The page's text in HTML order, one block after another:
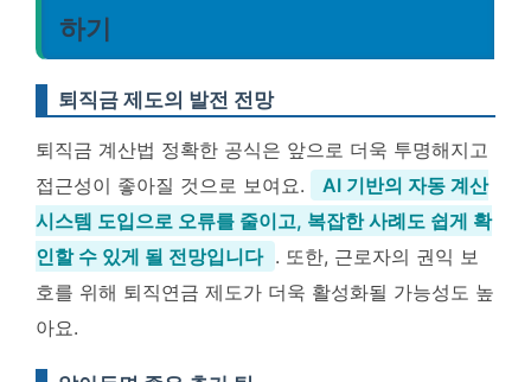
하기
퇴직금 제도의 발전 전망
퇴직금 계산법 정확한 공식은 앞으로 더욱 투명해지고
접근성이 좋아질 것으로 보여요.
AI 기반의 자동 계산
시스템 도입으로 오류를 줄이고, 복잡한 사례도 쉽게 확
인할 수 있게 될 전망입니다 . 또한, 근로자의 권익 보
호를 위해 퇴직연금 제도가 더욱 활성화될 가능성도 높
아요.